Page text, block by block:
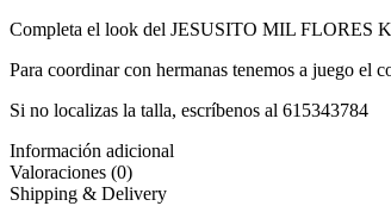
Completa el look del JESUSITO MIL FLORES
Para coordinar con hermanas tenemos a juego el
Si no localizas la talla, escríbenos al 615343784
Información adicional
Valoraciones (0)
Shipping & Delivery